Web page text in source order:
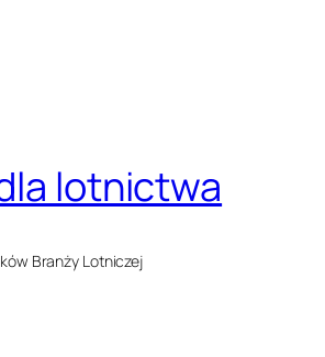
lotnictwa
Branży Lotniczej